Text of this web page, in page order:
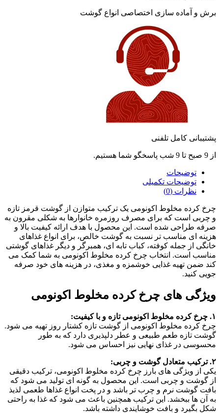
برش و آماده سازی اختصاصی انواع گوشت
پشتیبانی کامل تلفنی
از 9 صبح تا 9 شب پاسخگو شما هستیم.
توضیحات
توضیحات تکمیلی
نظرات (0)
چرخ کرده مخلوط اکونومی یک ترکیب متوازن از گوشت قرمز تازه
و چربی است که برای مصرف روزمره خانوارها به شکلی مقرون‌ به‌
صرفه طراحی شده است. این محصول با هدف ارائه کیفیت بالا و
هزینه‌ ای مناسب‌ تر نسبت به گوشت خالص، برای انواع غذاهای
خانگی از جمله کوفته، کباب تابه‌ ای، همبرگر و دیگر غذاهای گوشتی
مناسب است. انتخاب چرخ کرده مخلوط اکونومی به شما کمک می‌
کند ضمن تهیه غذایی خوشمزه و مغذی، در هزینه‌ های خود صرفه‌
جویی کنید.
ویژگی‌ های چرخ کرده مخلوط اکونومی
۱. چرخ کرده مخلوط اکونومی تازه و با کیفیت:
چرخ کرده مخلوط اکونومی از گوشت تازه کشتار روز تهیه می‌ شود.
گوشت تازه طعم طبیعی و عطر دلپذیری دارد که به طور
محسوسی در غذای نهایی نیز احساس می‌ شود.
۲. ترکیب متعادل گوشت و چربی:
یکی از ویژگی‌ های بارز چرخ کرده مخلوط اکونومی، ترکیب دقیقی
از گوشت و چربی است. این محصول به‌ گونه‌ ای تولید می‌ شود که
بافت گوشت نرم و چرب‌ تر باشد و در پخت انواع غذاها طعمی لذیذ
به آن‌ ها ببخشد. این ترکیب همچنین باعث می‌ شود که غذا به‌ راحتی
شکل بگیرد و بافت خوشایندی داشته باشد.